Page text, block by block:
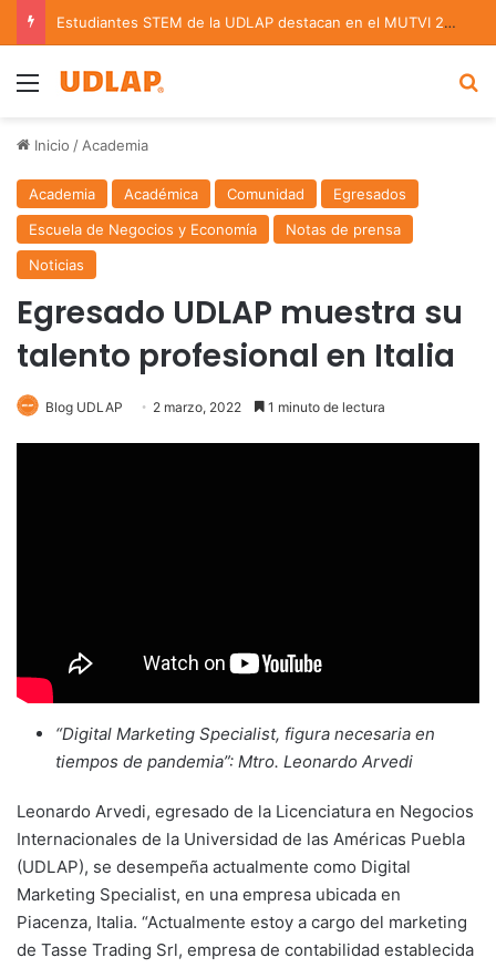
Estudiantes STEM de la UDLAP destacan en el MUTVI 2026
Menu
Inicio / Academia
Academia Académica Comunidad
Egresados
Escuela de Negocios y Economía
Notas de prensa
Noticias
Egresado UDLAP muestra su
talento profesional en Italia
Blog UDLAP 2 marzo, 2022 1 minuto de lectura
“Digital Marketing Specialist, figura necesaria en
tiempos de pandemia”: Mtro. Leonardo Arvedi
Leonardo Arvedi, egresado de la Licenciatura en Negocios
Internacionales de la Universidad de las Américas Puebla
(UDLAP), se desempeña actualmente como Digital
Marketing Specialist, en una empresa ubicada en
Piacenza, Italia. “Actualmente estoy a cargo del marketing
de Tasse Trading Srl, empresa de contabilidad establecida